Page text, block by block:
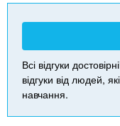
Всі відгуки
відгуки від людей,
навчання.